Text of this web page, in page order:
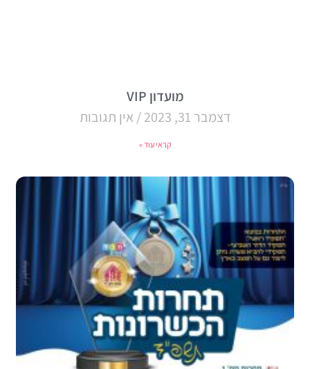
מועדון VIP
דצמבר 31, 2023
אין תגובות
קראי עוד »